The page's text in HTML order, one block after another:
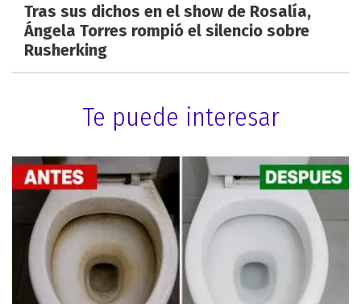
Tras sus dichos en el show de Rosalía,
Ángela Torres rompió el silencio sobre
Rusherking
Te puede interesar